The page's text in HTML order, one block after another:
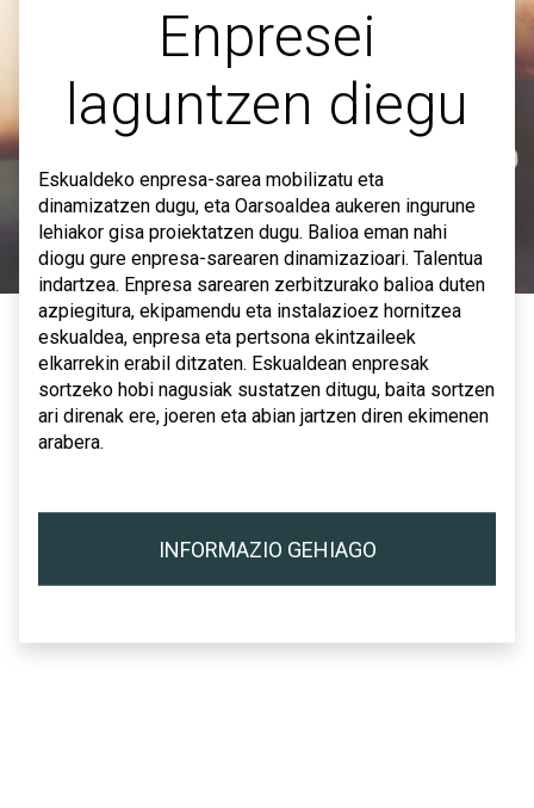
Enpresei
laguntzen diegu
Eskualdeko enpresa-sarea mobilizatu eta
dinamizatzen dugu, eta Oarsoaldea aukeren ingurune
lehiakor gisa proiektatzen dugu. Balioa eman nahi
diogu gure enpresa-sarearen dinamizazioari. Talentua
indartzea. Enpresa sarearen zerbitzurako balioa duten
azpiegitura, ekipamendu eta instalazioez hornitzea
eskualdea, enpresa eta pertsona ekintzaileek
elkarrekin erabil ditzaten. Eskualdean enpresak
sortzeko hobi nagusiak sustatzen ditugu, baita sortzen
ari direnak ere, joeren eta abian jartzen diren ekimenen
arabera.
INFORMAZIO GEHIAGO